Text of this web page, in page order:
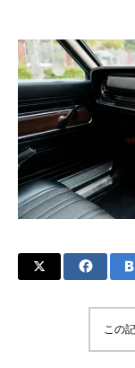
イギリス車
ENGLAND
この